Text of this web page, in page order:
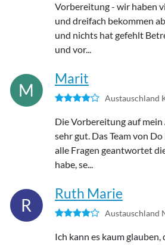
Vorbereitung - wir haben
und dreifach bekommen
und nichts hat gefehlt
und vor...
M
Marit
Austauschland
Die Vorbereitung auf
sehr gut. Das Team von
alle Fragen geantwortet
habe, se...
R
Ruth Marie
Austauschland
Ich kann es kaum glauben,